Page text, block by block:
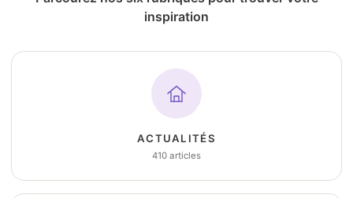
inspiration
ACTUALITÉS
410 articles